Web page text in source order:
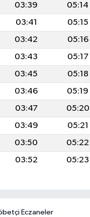
03:39 05:14
03:41 05:15
03:42 05:16
03:43 05:17
03:45 05:18
03:46 05:19
03:47 05:20
03:49 05:21
03:50 05:22
03:52 05:23
Eczaneler